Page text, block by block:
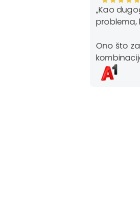
„Kao
problema,
Ono što zaista
kombinacija